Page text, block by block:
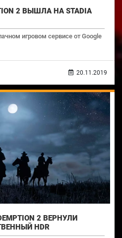
2 ВЫШЛА НА STADIA
игровом сервисе от Google
20.11.2019
2 ВЕРНУЛИ
HDR